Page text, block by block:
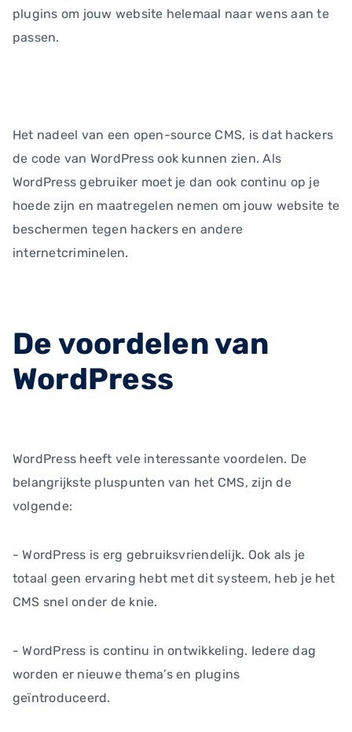
plugins om jouw website helemaal naar wens aan te
passen.
Het nadeel van een open-source CMS, is dat hackers
de code van WordPress ook kunnen zien. Als
WordPress gebruiker moet je dan ook continu op je
hoede zijn en maatregelen nemen om jouw website te
beschermen tegen hackers en andere
internetcriminelen.
De voordelen van
WordPress
WordPress heeft vele interessante voordelen. De
belangrijkste pluspunten van het CMS, zijn de
volgende:
- WordPress is erg gebruiksvriendelijk. Ook als je
totaal geen ervaring hebt met dit systeem, heb je het
CMS snel onder de knie.
- WordPress is continu in ontwikkeling. Iedere dag
worden er nieuwe thema’s en plugins
geïntroduceerd.